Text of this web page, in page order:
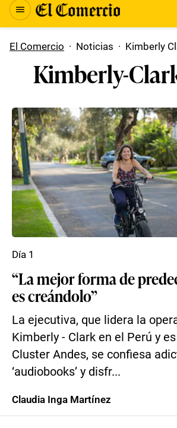
El Comercio · Noticias · Kimberly
Kimberly-
“La mejor forma de
es creándolo”
La ejecutiva, que lidera la
Kimberly - Clark en el Perú y
Cluster Andes, se confiesa
‘audiobooks’ y disfr...
Día 1
Claudia Inga Martínez